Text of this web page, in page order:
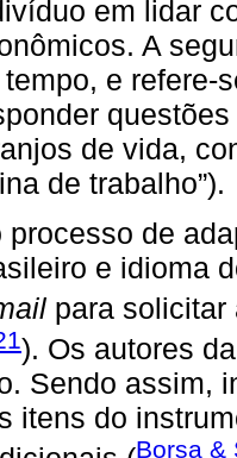
em lidar
A
tempo, e refere-
de vida,
de trabalho”).
processo de
e idioma
para solicitar
). Os autores
Sendo assim,
itens do
Borsa &